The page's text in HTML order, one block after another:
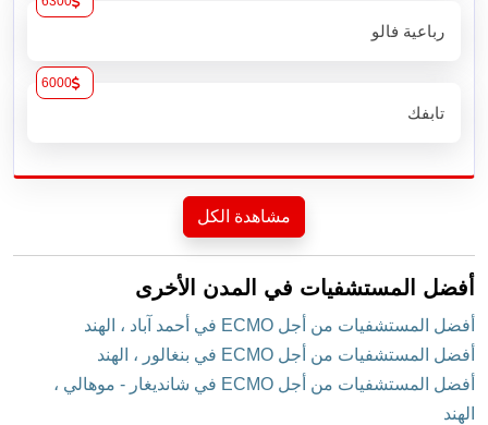
رباعية فالو
تابفك
6000
مشاهدة الكل
أفضل المستشفيات في المدن الأخرى
أفضل المستشفيات من أجل ECMO في أحمد آباد ، الهند
أفضل المستشفيات من أجل ECMO في بنغالور ، الهند
أفضل المستشفيات من أجل ECMO في شانديغار - موهالي ،
الهند